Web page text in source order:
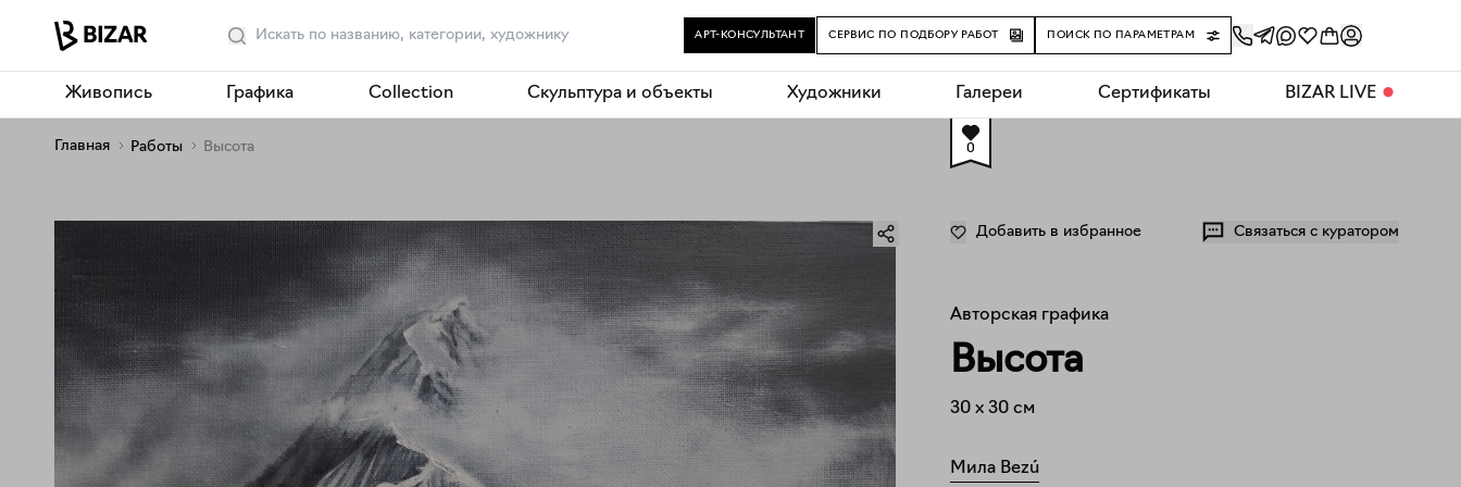
АРТ-КОНСУЛЬТАНТ СЕРВИС ПО ПОДБОРУ РАБОТ ПОИСК ПО ПАРАМЕТРАМ
Живопись Графика Collection Скульптура и объекты Художники Галереи Сертификаты BIZAR LIVE ⬤
Главная Работы Высота 0
Добавить в избранное Связаться с куратором
Авторская графика
Высота
30 x 30 см
Мила Bezú